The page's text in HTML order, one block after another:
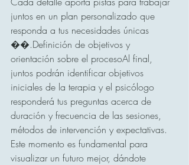
juntos en un plan personalizado que
responda a tus necesidades únicas
��.Definición de objetivos y
orientación sobre el procesoAl final,
juntos podrán identificar objetivos
iniciales de la terapia y el psicólogo
responderá tus preguntas acerca de
duración y frecuencia de las sesiones,
métodos de intervención y expectativas.
Este momento es fundamental para
visualizar un futuro mejor, dándote